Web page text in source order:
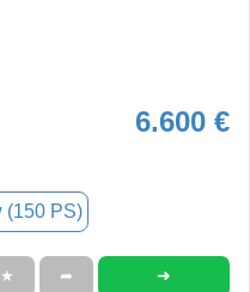
6.600 €
(150 PS)
★ ➦ ➜